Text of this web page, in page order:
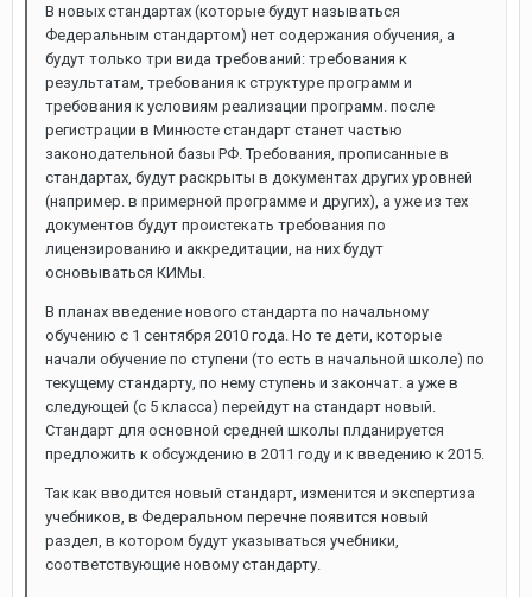
В новых стандартах (которые будут называться
Федеральным стандартом) нет содержания обучения, а
будут только три вида требований: требования к
результатам, требования к структуре программ и
требования к условиям реализации программ. после
регистрации в Минюсте стандарт станет частью
законодательной базы РФ. Требования, прописанные в
стандартах, будут раскрыты в документах других уровней
(например. в примерной программе и других), а уже из тех
документов будут проистекать требования по
лицензированию и аккредитации, на них будут
основываться КИМы.
В планах введение нового стандарта по начальному
обучению с 1 сентября 2010 года. Но те дети, которые
начали обучение по ступени (то есть в начальной школе) по
текущему стандарту, по нему ступень и закончат. а уже в
следующей (с 5 класса) перейдут на стандарт новый.
Стандарт для основной средней школы плданируется
предложить к обсуждению в 2011 году и к введению к 2015.
Так как вводится новый стандарт, изменится и экспертиза
учебников, в Федеральном перечне появится новый
раздел, в котором будут указываться учебники,
соответствующие новому стандарту.